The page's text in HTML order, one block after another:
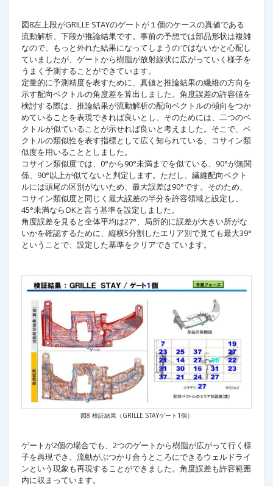
図8左上段がGRILLE STAYのゲートが１個のケースの真値である
流動解析、下段が推論結果です。事前の予想では部品形状は複雑
なので、もっと外れた結果になってしまうのではないかと心配し
ていましたが、ゲートから樹脂が放射線状に広がっていく様子を
うまく予測することができています。
定量的に予測精度を表すために、真値と推論結果の繊維の方向を
示す配向ベクトルの角度差を算出しました。角度誤差の許容値を
検討する際は、推論結果が流動解析の配向ベクトルの傾向をつか
めていることを表現できれば良いとし、そのためには、二つのベ
クトルが似ていることが示せれば良いと考えました。そこで、ベ
クトルの類似性を表す指標として広く知られている、コサイン類
似度を用いることとしました。
コサイン類似度では、0°から90°未満までを似ている、90°が無関
係、90°以上が似てないと判定します。ただし、繊維配向ベクト
ルには頭尾の区別がないため、最大誤差は90°です。そのため、
コサイン類似度と同じく最大誤差の半分を許容領域と設定し、
45°未満ならOKと言う基準を設定しました。
角度誤差を見ると全体平均は27°、局所的に誤差が大きい所がな
いかを確認するために、縦横5分割したエリア別で見ても最大39°
ということで、設定した基準をクリアできています。
図8 検証結果（GRILLE STAYゲート1個）
ゲートが2個の場合でも、2つのゲートから樹脂が広がって行く様
子を再現でき、流動がぶつかり合うところにできるウェルドライ
ンという現象も再現することができました。角度誤差も許容範囲
内に収まっています。